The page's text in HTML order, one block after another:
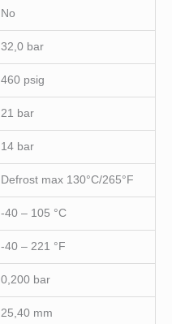
No
32,0 bar
460 psig
21 bar
14 bar
Defrost max 130°C/265°F
-40 – 105 °C
-40 – 221 °F
0,200 bar
25,40 mm